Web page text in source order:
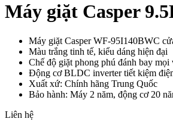
Máy giặt Casper
Máy giặt Casper WF-95I140BWC
Màu trắng tinh tế, kiểu dáng hiện đại
Chế độ giặt phong phú đánh bay mọi
Động cơ BLDC inverter tiết kiệm
Xuất xứ: Chính hãng Trung Quốc
Bảo hành: Máy 2 năm, động cơ 20
Liên hệ